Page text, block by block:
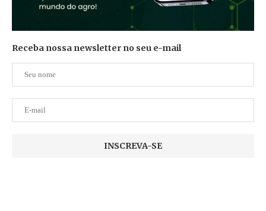
Receba nossa newsletter no seu e-mail